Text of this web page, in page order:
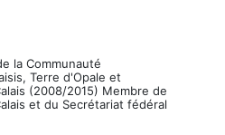
la Communauté
Terre d'Opale et
(2008/2015) Membre de
et du Secrétariat fédéral